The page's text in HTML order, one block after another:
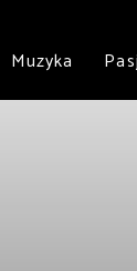
Muzyka